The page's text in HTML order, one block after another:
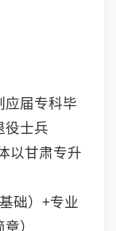
应届专科毕
役士兵
以甘肃专升
础）+专业
）